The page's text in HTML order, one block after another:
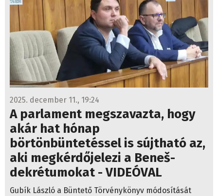
2025. december 11., 19:24
A parlament megszavazta, hogy
akár hat hónap
börtönbüntetéssel is sújtható az,
aki megkérdőjelezi a Beneš-
dekrétumokat - VIDEÓVAL
Gubík László a Büntető Törvénykönyv módosítását